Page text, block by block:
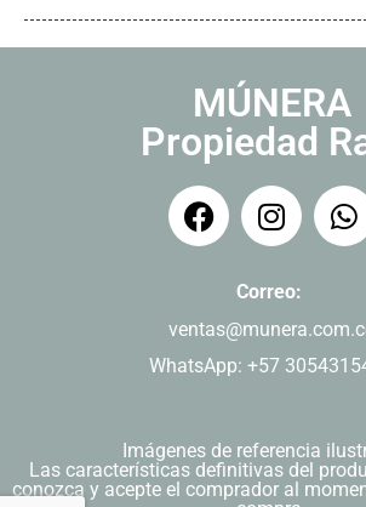
MÚNERA
Propiedad
Correo:
WhatsApp: +57
Imágenes de referencia
Las características definitivas del
conozca y acepte el comprador al